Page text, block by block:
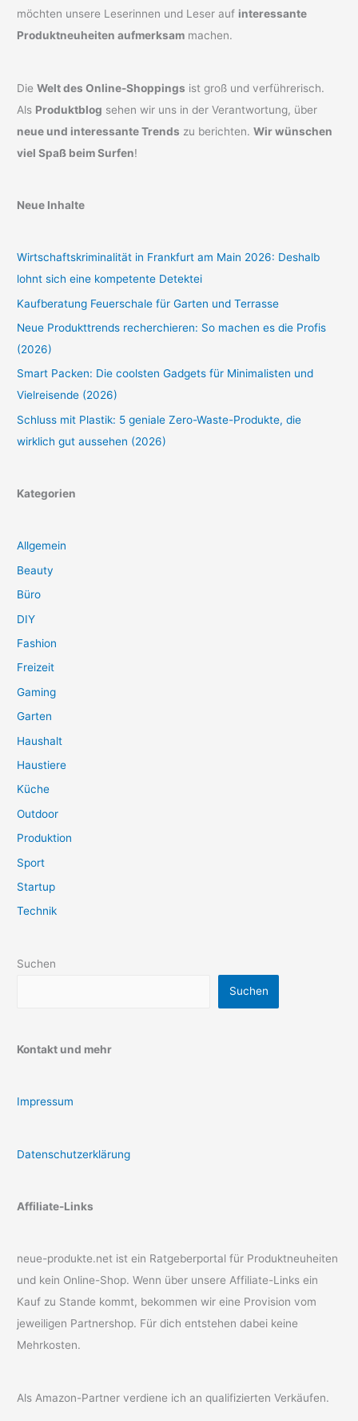
möchten unsere Leserinnen und Leser auf interessante
Produktneuheiten aufmerksam machen.
DieWelt des Online-Shoppings ist groß und verführerisch.
Als Produktblog sehen wir uns in der Verantwortung, über
neue und interessante Trends zu berichten.Wir wünschen
viel Spaß beim Surfen!
Neue Inhalte
Wirtschaftskriminalität in Frankfurt am Main 2026: Deshalb
lohnt sich eine kompetente Detektei
Kaufberatung Feuerschale für Garten und Terrasse
Neue Produkttrends recherchieren: So machen es die Profis
(2026)
Smart Packen: Die coolsten Gadgets für Minimalisten und
Vielreisende (2026)
Schluss mit Plastik: 5 geniale Zero-Waste-Produkte, die
wirklich gut aussehen (2026)
Kategorien
Allgemein
Beauty
Büro
DIY
Fashion
Freizeit
Gaming
Garten
Haushalt
Haustiere
Küche
Outdoor
Produktion
Sport
Startup
Technik
Suchen
Suchen
Kontakt und mehr
Impressum
Datenschutzerklärung
Affiliate-Links
neue-produkte.net ist ein Ratgeberportal für Produktneuheiten
und kein Online-Shop. Wenn über unsere Affiliate-Links ein
Kauf zu Stande kommt, bekommen wir eine Provision vom
jeweiligen Partnershop. Für dich entstehen dabei keine
Mehrkosten.
Als Amazon-Partner verdiene ich an qualifizierten Verkäufen.